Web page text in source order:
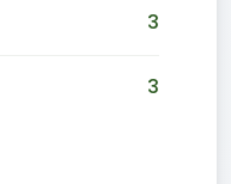
3
3